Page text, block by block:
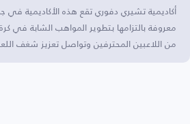
أكاديمية تشيري دفوري تقع هذه الأكاديمية
معروفة بالتزامها بتطوير المواهب الشابة في
من اللاعبين المحترفين وتواصل تعزيز شغف